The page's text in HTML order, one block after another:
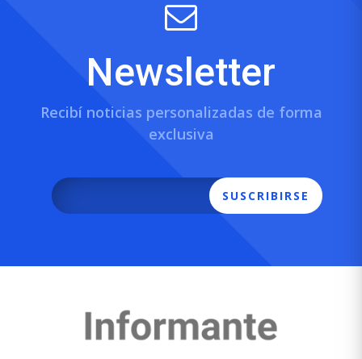
Newsletter
Recibí noticias personalizadas de forma
exclusiva
SUSCRIBIRSE